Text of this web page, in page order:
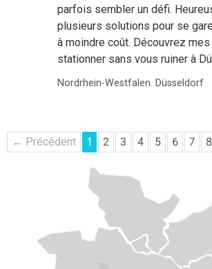
parfois sembler un défi.
plusieurs solutions pour se
à moindre coût. Découvrez
stationner sans vous ruiner à
Nordrhein-Westfalen, Düsseldorf
← Précédent 1 2 3 4 5 6 7 8